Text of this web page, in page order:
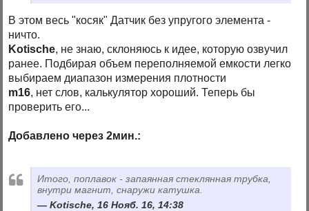
В этом весь "косяк" Датчик без упругого элемента -
ничто.
Kotische, не знаю, склоняюсь к идее, которую озвучил
ранее. Подбирая объем переполняемой емкости легко
выбираем диапазон измерения плотности
m16, нет слов, калькулятор хороший. Теперь бы
проверить его...
Добавлено через 2мин.:
Итого, поплавок - запаянная стеклянная трубка,
внутри магнит, снаружи катушка.
Kotische, 16 Нояб. 16, 14:38